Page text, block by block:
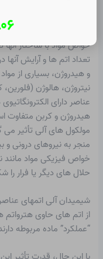
Christopher J. Ziegler
خواص مواد با ساختار
تعداد اتم ها و آرایش
و هیدروژن، بسیاری از
نیتروژن، هالوژن
عناصر دارای
هیدروژن و کربن متفاوت
مولکول های آلی تأثیر می
منجر به نیروهای درونی
خواص فیزیکی مواد
حلال های دیگر یا فرار
شیمیدان آلی اتمهای
از اتم های حاوی هترواتم
“عملکرد” ​​ماده مربوطه